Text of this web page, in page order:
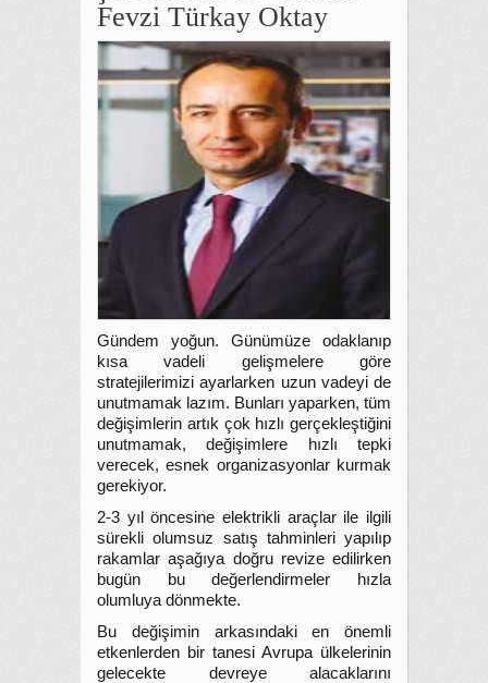
Fevzi Türkay Oktay
Gündem yoğun. Günümüze odaklanıp
kısa vadeli gelişmelere göre
stratejilerimizi ayarlarken uzun vadeyi de
unutmamak lazım. Bunları yaparken, tüm
değişimlerin artık çok hızlı gerçekleştiğini
unutmamak, değişimlere hızlı tepki
verecek, esnek organizasyonlar kurmak
gerekiyor.
2-3 yıl öncesine elektrikli araçlar ile ilgili
sürekli olumsuz satış tahminleri yapılıp
rakamlar aşağıya doğru revize edilirken
bugün bu değerlendirmeler hızla
olumluya dönmekte.
Bu değişimin arkasındaki en önemli
etkenlerden bir tanesi Avrupa ülkelerinin
gelecekte devreye alacaklarını